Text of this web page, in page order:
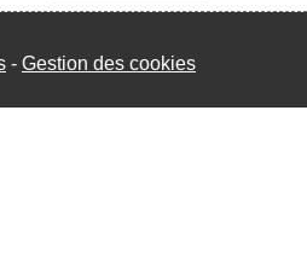
Gestion des cookies